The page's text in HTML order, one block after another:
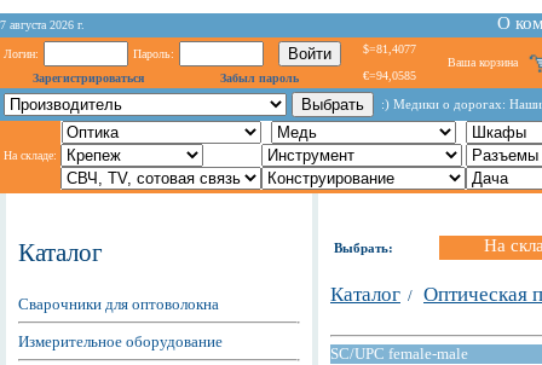
7 августа 2026 г. О
Логин:
Пароль:
Зарегистрироваться
Забыл пароль
$=81,4077
€=94,0585
Ваша корзина
:) Медики о дорогах: Наши
На складе:
Каталог
Сварочники для оптоволокна
Измерительное оборудование
Выбрать: На
Каталог / Оптическая
SC/UPC female-male